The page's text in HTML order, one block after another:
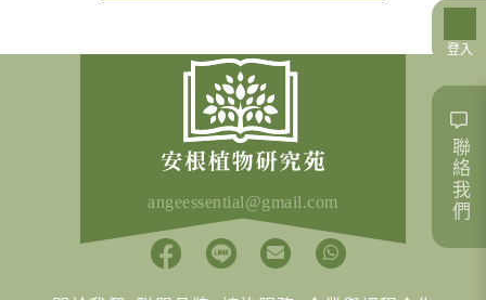
angeessential@gmail.com
登入
聯絡我們